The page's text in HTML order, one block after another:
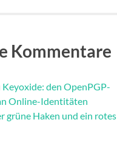
Kommentare
Keyoxide: den OpenPGP-
Online-Identitäten
grüne Haken und ein rotes